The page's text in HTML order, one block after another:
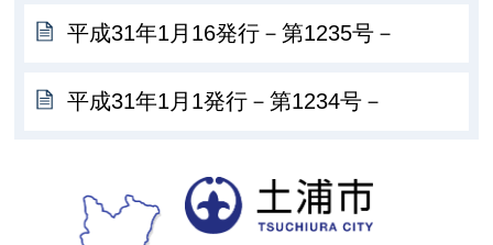
平成31年1月16発行－第1235号－
平成31年1月1発行－第1234号－